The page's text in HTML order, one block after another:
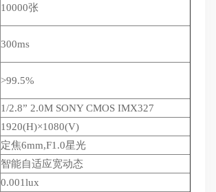
10000张
300ms
>99.5%
1/2.8” 2.0M SONY CMOS IMX327
1920(H)×1080(V)
定焦6mm,F1.0星光
智能自适应宽动态
0.001lux